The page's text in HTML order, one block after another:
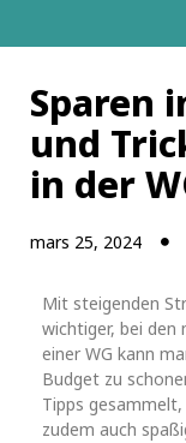
Sparen
und
in der
mars 25, 2024
Mit steigenden
wichtiger, bei den
einer WG kann
Budget zu
Tipps
zudem auch